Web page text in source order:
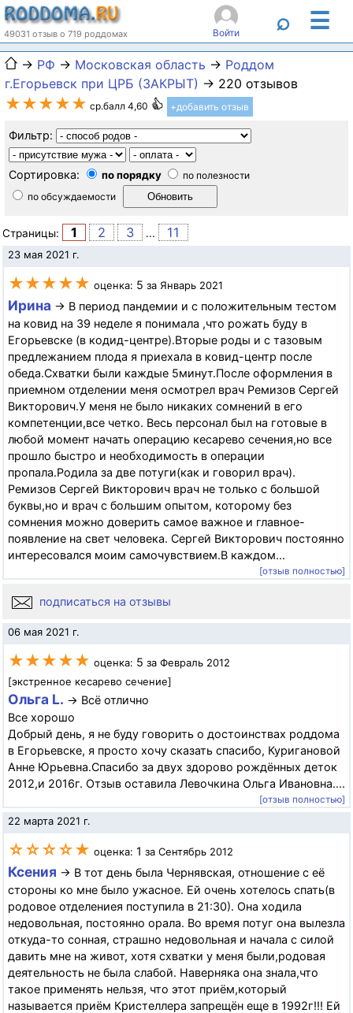
49031 отзыв о 719 роддомах Войти ⌕ ☰
→ РФ → Московская область → Роддом
г.Егорьевск при ЦРБ (ЗАКРЫТ) → 220 отзывов
★★★★★ ср.балл 4,60 +добавить отзыв
Фильтр:
Сортировка: по порядку
по полезности
по обсуждаемости
Страницы: 1 2 3 ... 11
23 мая 2021 г.
★★★★★ оценка: 5 за Январь 2021
Ирина → В период пандемии и с положительным тестом
на ковид на 39 неделе я понимала ,что рожать буду в
Егорьевске (в кодид-центре).Вторые роды и с тазовым
предлежанием плода я приехала в ковид-центр после
обеда.Схватки были каждые 5минут.После оформления в
приемном отделении меня осмотрел врач Ремизов Сергей
Викторович.У меня не было никаких сомнений в его
компетенции,все четко. Весь персонал был на готовые в
любой момент начать операцию кесарево сечения,но все
прошло быстро и необходимость в операции
пропала.Родила за две потуги(как и говорил врач).
Ремизов Сергей Викторович врач не только с большой
буквы,но и врач с большим опытом, которому без
сомнения можно доверить самое важное и главное-
появление на свет человека. Сергей Викторович постоянно
интересовался моим самочувствием.В каждом...
[отзыв полностью]
подписаться на отзывы
06 мая 2021 г.
★★★★★ оценка: 5 за Февраль 2012
[экстренное кесарево сечение]
Ольга L. → Всё отлично
Все хорошо
Добрый день, я не буду говорить о достоинствах роддома
в Егорьевске, я просто хочу сказать спасибо, Куригановой
Анне Юрьевна.Спасибо за двух здорово рождённых деток
2012,и 2016г. Отзыв оставила Левочкина Ольга Ивановна....
[отзыв полностью]
22 марта 2021 г.
☆☆☆☆★ оценка: 1 за Сентябрь 2012
Ксения → В тот день была Чернявская, отношение с её
стороны ко мне было ужасное. Ей очень хотелось спать(в
родовое отделениея поступила в 21:30). Она ходила
недовольная, постоянно орала. Во время потуг она вылезла
откуда-то сонная, страшно недовольная и начала с силой
давить мне на живот, хотя схватки у меня были,родовая
деятельность не была слабой. Наверняка она знала,что
такое применять нельзя, что этот приём,который
называется приём Кристеллера запрещён еще в 1992г!!! Ей